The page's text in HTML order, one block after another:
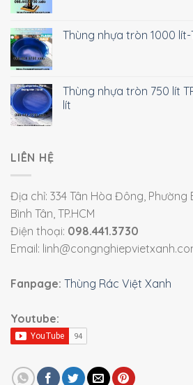
Thùng nhựa tròn 1000
Thùng nhựa tròn 750 lít
lít
LIÊN HỆ
Địa chỉ: 334 Tân Hòa Đông, Phường
Bình Tân, TP.HCM
Điện thoại: 098.441.3730
Email:
Fanpage: Thùng Rác Việt Xanh
Youtube: